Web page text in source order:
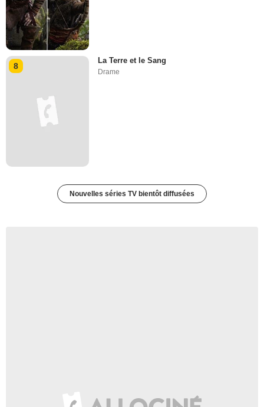
8
La Terre et le Sang
Drame
Nouvelles séries TV bientôt diffusées